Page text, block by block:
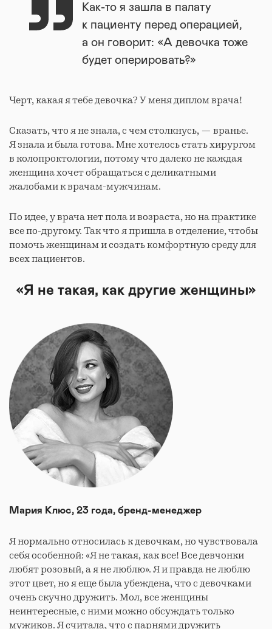
Как-то я зашла в палату
к пациенту перед операцией,
а он говорит: «А девочка тоже
будет оперировать?»
Черт, какая я тебе девочка? У меня диплом врача!
Сказать, что я не знала, с чем столкнусь, — вранье.
Я знала и была готова. Мне хотелось стать хирургом
в колопроктологии, потому что далеко не каждая
женщина хочет обращаться с деликатными
жалобами к врачам-мужчинам.
По идее, у врача нет пола и возраста, но на практике
все по-другому. Так что я пришла в отделение, чтобы
помочь женщинам и создать комфортную среду для
всех пациентов.
«Я не такая, как другие женщины»
Мария Клюс, 23 года, бренд-менеджер
Я нормально относилась к девочкам, но чувствовала
себя особенной: «Я не такая, как все! Все девчонки
любят розовый, а я не люблю». Я и правда не люблю
этот цвет, но я еще была убеждена, что с девочками
очень скучно дружить. Мол, все женщины
неинтересные, с ними можно обсуждать только
мужиков. Я считала, что с парнями дружить